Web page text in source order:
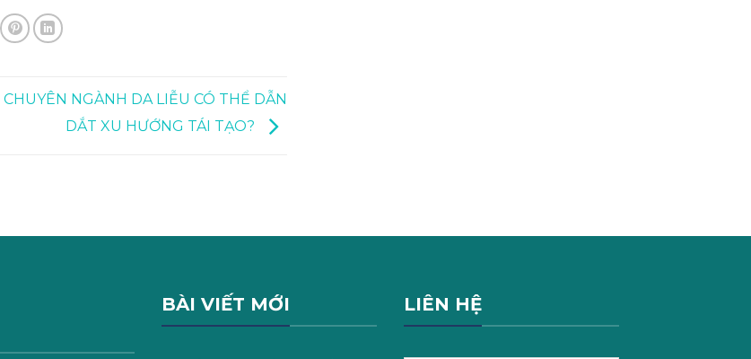
CHUYÊN NGÀNH DA LIỄU CÓ THỂ DẪN
DẮT XU HƯỚNG TÁI TẠO?
BÀI VIẾT MỚI LIÊN HỆ